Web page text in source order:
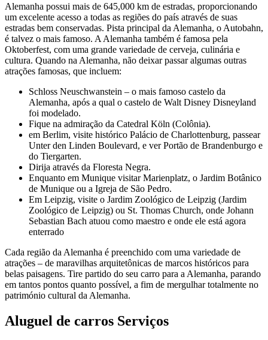
Alemanha possui mais de 645,000 km de estradas, proporcionando
um excelente acesso a todas as regiões do país através de suas
estradas bem conservadas. Pista principal da Alemanha, o Autobahn,
é talvez o mais famoso. A Alemanha também é famosa pela
Oktoberfest, com uma grande variedade de cerveja, culinária e
cultura. Quando na Alemanha, não deixar passar algumas outras
atrações famosas, que incluem:
Schloss Neuschwanstein – o mais famoso castelo da
Alemanha, após a qual o castelo de Walt Disney Disneyland
foi modelado.
Fique na admiração da Catedral Köln (Colônia).
em Berlim, visite histórico Palácio de Charlottenburg, passear
Unter den Linden Boulevard, e ver Portão de Brandenburgo e
do Tiergarten.
Dirija através da Floresta Negra.
Enquanto em Munique visitar Marienplatz, o Jardim Botânico
de Munique ou a Igreja de São Pedro.
Em Leipzig, visite o Jardim Zoológico de Leipzig (Jardim
Zoológico de Leipzig) ou St. Thomas Church, onde Johann
Sebastian Bach atuou como maestro e onde ele está agora
enterrado
Cada região da Alemanha é preenchido com uma variedade de
atrações – de maravilhas arquitetônicas de marcos históricos para
belas paisagens. Tire partido do seu carro para a Alemanha, parando
em tantos pontos quanto possível, a fim de mergulhar totalmente no
património cultural da Alemanha.
Aluguel de carros Serviços